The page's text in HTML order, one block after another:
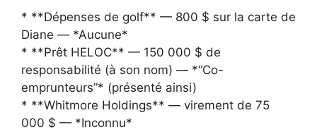
* **Dépenses de golf** — 800 $ sur la carte de
Diane — *Aucune*
* **Prêt HELOC** — 150 000 $ de
responsabilité (à son nom) — *“Co-
emprunteurs”* (présenté ainsi)
* **Whitmore Holdings** — virement de 75
000 $ — *Inconnu*